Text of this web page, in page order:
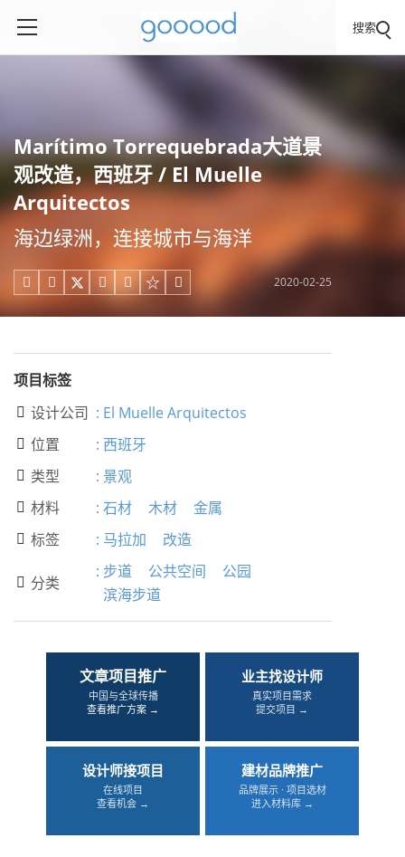
搜索
Marítimo Torrequebrada大道景
观改造，西班牙 / El Muelle
Arquitectos
海边绿洲，连接城市与海洋
     2020-02-25
项目标签
 设计公司 : El Muelle Arquitectos
 位置 : 西班牙
 类型 : 景观
 材料 : 石材 木材 金属
 标签 : 马拉加 改造
 分类
: 步道 公共空间
公园
滨海步道
文章项目推广
中国与全球传播
查看推广方案 →
业主找设计师
真实项目需求
提交项目 →
设计师接项目
在线项目
查看机会 →
建材品牌推广
品牌展示 · 项目选材
进入材料库 →